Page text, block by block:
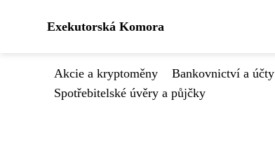
Exekutorská Komora
Akcie a kryptoměny Bankovnictví a účty
Spotřebitelské úvěry a půjčky